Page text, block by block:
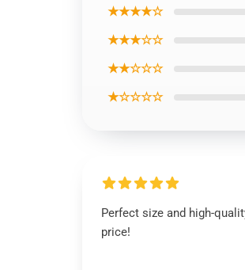
★★★★☆
★★★☆☆
★★☆☆☆
★☆☆☆☆
Perfect size and high-
price!